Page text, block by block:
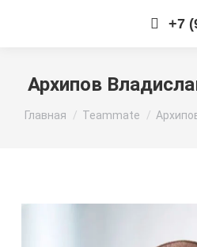
+7
Архипов
Вы здесь:
Главная Teammate